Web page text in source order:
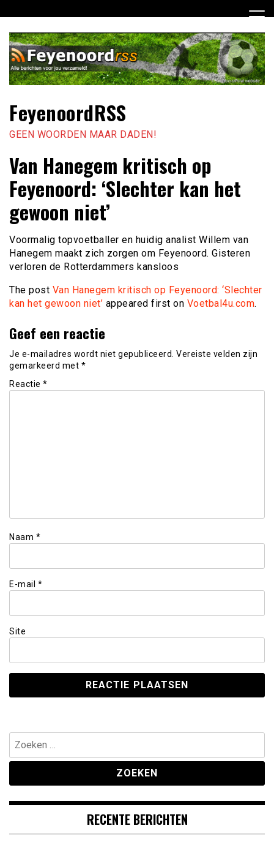
naar
inhoud
FeyenoordRSS
GEEN WOORDEN MAAR DADEN!
Van Hanegem kritisch op
Feyenoord: ‘Slechter kan het
gewoon niet’
Voormalig topvoetballer en huidig analist Willem van
Hanegem maakt zich zorgen om Feyenoord. Gisteren
verloren de Rotterdammers kansloos
The post Van Hanegem kritisch op Feyenoord: ‘Slechter
kan het gewoon niet’ appeared first on Voetbal4u.com.
Geef een reactie
Je e-mailadres wordt niet gepubliceerd. Vereiste velden zijn
gemarkeerd met *
Reactie *
Naam *
E-mail *
Site
Zoeken
naar:
RECENTE BERICHTEN